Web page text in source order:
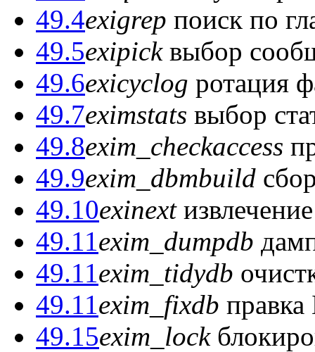
49.4exigrep поиск по
49.5exipickвыбор
49.6exicyclog ротация
49.7eximstats выбор
49.8exim_checkaccess
49.9exim_dbmbuild
49.10exinext
49.11 exim_dumpdb
49.11 exim_tidydb
49.11 exim_fixdb правка
49.15exim_lock